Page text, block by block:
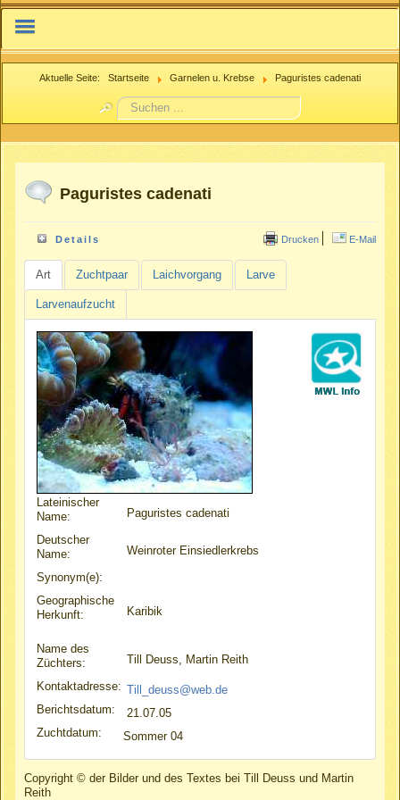
IFMN.net
Nachzuchtenregister.de
Aktuelle Seite: Startseite Garnelen u. Krebse Paguristes cadenati
Suchen
...
Paguristes cadenati
Drucken E-Mail
Details
Art Zuchtpaar Laichvorgang Larve
Larvenaufzucht
Lateinischer
Name:
Paguristes cadenati
Deutscher
Name:
Weinroter Einsiedlerkrebs
Synonym(e):
Geographische
Herkunft:
Karibik
Name des
Züchters:
Till Deuss, Martin Reith
Kontaktadresse: Till_deuss@web.de
Berichtsdatum:
21.07.05
Zuchtdatum:
Sommer 04
Copyright © der Bilder und des Textes bei Till Deuss und Martin
Reith